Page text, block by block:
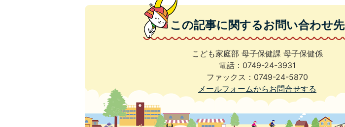
この記事に関するお問い合わせ先
こども家庭部 母子保健課 母子保健係
電話：0749-24-3931
ファックス：0749-24-5870
メールフォームからお問合せする